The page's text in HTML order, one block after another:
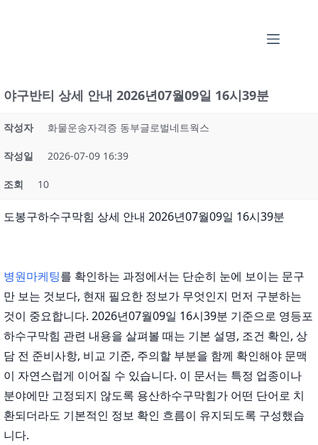
건
뛰
기
야구반티 상세 안내 2026년07월09일 16시39분
작성자 화물운송자격증 동부글로벌네트웍스
작성일 2026-07-09 16:39
조회 10
도봉구하수구막힘 상세 안내 2026년07월09일 16시39분
병원마케팅를 확인하는 과정에서는 단순히 눈에 보이는 문구
만 보는 것보다, 현재 필요한 정보가 무엇인지 먼저 구분하는
것이 중요합니다. 2026년07월09일 16시39분 기준으로 영등포
하수구막힘 관련 내용을 살펴볼 때는 기본 설명, 조건 확인, 상
담 전 준비사항, 비교 기준, 주의할 부분을 함께 확인해야 문맥
이 자연스럽게 이어질 수 있습니다. 이 문서는 특정 업종이나
분야에만 고정되지 않도록 용산하수구막힘가 어떤 단어로 치
환되더라도 기본적인 정보 확인 흐름이 유지되도록 구성했습
니다.